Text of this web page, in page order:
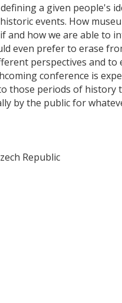
a given people's
events. How
and how we are able to
even prefer to erase
perspectives and to
conference is
those periods of history
by the public for
Republic